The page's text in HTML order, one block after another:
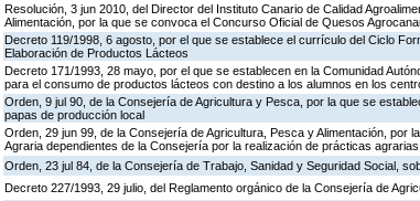
Resolución, 3 jun 2010, del Director del Instituto Canario de Calidad
Alimentación, por la que se convoca el Concurso Oficial de Quesos
Decreto 119/1998, 6 agosto, por el que se establece el currículo del Ciclo
Elaboración de Productos Lácteos
Decreto 171/1993, 28 mayo, por el que se establecen en la Comunidad
para el consumo de productos lácteos con destino a los alumnos en los
Orden, 9 jul 90, de la Consejería de Agricultura y Pesca, por la que se
papas de producción local
Orden, 29 jun 99, de la Consejería de Agricultura, Pesca y Alimentación,
Agraria dependientes de la Consejería por la realización de prácticas
Orden, 23 jul 84, de la Consejería de Trabajo, Sanidad y Seguridad Social,
Decreto 227/1993, 29 julio, del Reglamento orgánico de la Consejería de